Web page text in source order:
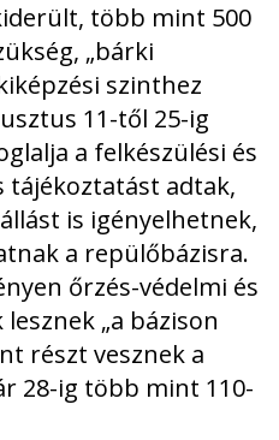
több mint 500
„bárki
szinthez
11-től 25-ig
a felkészülési és
tájékoztatást adtak,
is igényelhetnek,
a repülőbázisra.
őrzés-védelmi és
„a bázison
részt vesznek a
28-ig több mint 110-